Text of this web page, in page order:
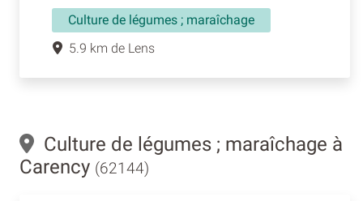
Culture de légumes ; maraîchage
5.9 km de Lens
Culture de légumes ; maraîchage à
Carency (62144)